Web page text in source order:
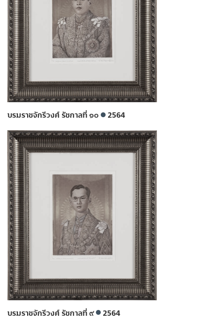
บรมราชจักรีวงศ์ รัชกาลที่ ๑๐ 2564
บรมราชจักรีวงศ์ รัชกาลที่ ๙ 2564